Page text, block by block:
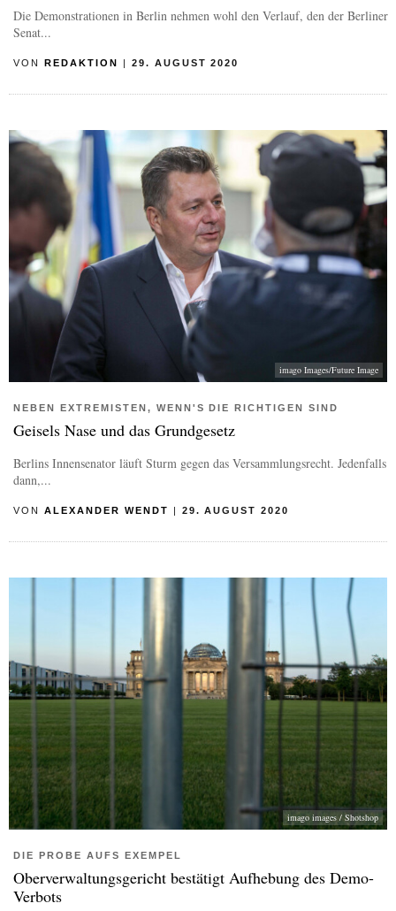
Die Demonstrationen in Berlin nehmen wohl den Verlauf, den der Berliner
Senat...
VON REDAKTION 29. AUGUST 2020
imago Images/Future Image
NEBEN EXTREMISTEN, WENN'S DIE RICHTIGEN SIND
Geisels Nase und das Grundgesetz
Berlins Innensenator läuft Sturm gegen das Versammlungsrecht. Jedenfalls
dann,...
VON ALEXANDER WENDT | 29. AUGUST 2020
imago images / Shotshop
DIE PROBE AUFS EXEMPEL
Oberverwaltungsgericht bestätigt Aufhebung des Demo-
Verbots